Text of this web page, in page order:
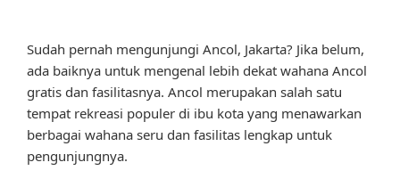
Sudah pernah mengunjungi Ancol, Jakarta? Jika belum,
ada baiknya untuk mengenal lebih dekat wahana Ancol
gratis dan fasilitasnya. Ancol merupakan salah satu
tempat rekreasi populer di ibu kota yang menawarkan
berbagai wahana seru dan fasilitas lengkap untuk
pengunjungnya.